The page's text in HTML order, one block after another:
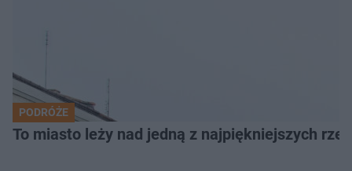
PODRÓŻE
To miasto leży nad jedną z najpiękniejszych